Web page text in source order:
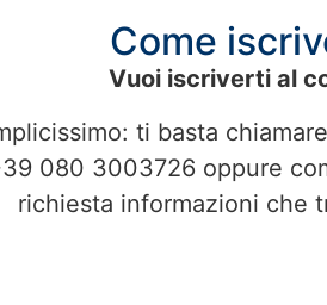
Come
Vuoi iscriverti al
ti basta
080 3003726 oppure
richiesta informazioni che